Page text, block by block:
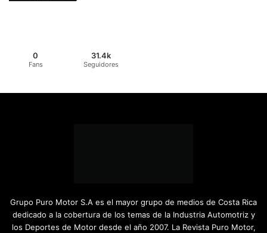
0
Fans
31.4k
Seguidores
Grupo Puro Motor S.A es el mayor grupo de medios de Costa Rica
dedicado a la cobertura de los temas de la Industria Automotriz y
los Deportes de Motor desde el año 2007. La Revista Puro Motor,